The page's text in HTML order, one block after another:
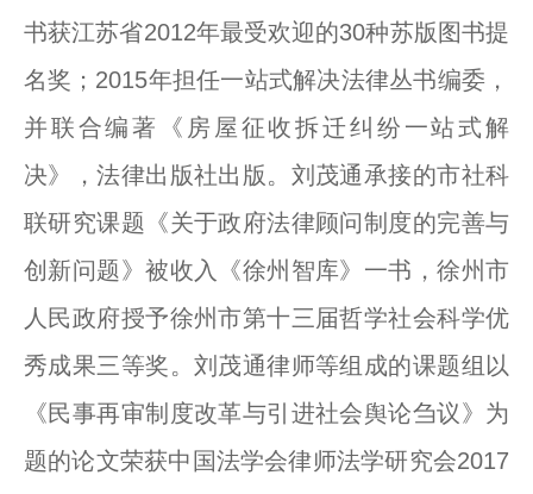
书获江苏省2012年最受欢迎的30种苏版图书提
名奖；2015年担任一站式解决法律丛书编委，
并联合编著《房屋征收拆迁纠纷一站式解
决》，法律出版社出版。刘茂通承接的市社科
联研究课题《关于政府法律顾问制度的完善与
创新问题》被收入《徐州智库》一书，徐州市
人民政府授予徐州市第十三届哲学社会科学优
秀成果三等奖。刘茂通律师等组成的课题组以
《民事再审制度改革与引进社会舆论刍议》为
题的论文荣获中国法学会律师法学研究会2017